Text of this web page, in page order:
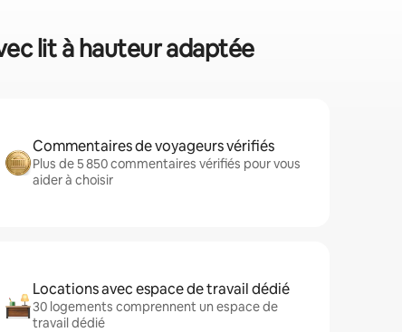
lit à hauteur adaptée
Commentaires de voyageurs vérifiés
Plus de 5 850 commentaires vérifiés pour vous
aider à choisir
Locations avec espace de travail dédié
30 logements comprennent un espace de
travail dédié